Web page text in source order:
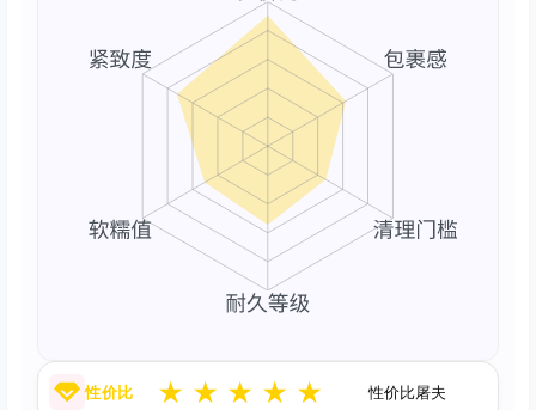
性价比 ★ ★ ★ ★ ★ 性价比屠夫